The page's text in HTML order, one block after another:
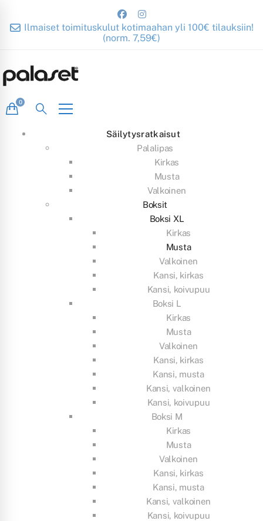
Ilmaiset toimituskulut kotimaahan yli 100€ tilauksiin!
(norm. 7,59€)
Säilytysratkaisut
Palalipas
Kirkas
Musta
Valkoinen
Boksit
Boksi XL
Kirkas
Musta
Valkoinen
Kansi, kirkas
Kansi, koivupuu
Boksi L
Kirkas
Musta
Valkoinen
Kansi, kirkas
Kansi, musta
Kansi, valkoinen
Kansi, koivupuu
Boksi M
Kirkas
Musta
Valkoinen
Kansi, kirkas
Kansi, musta
Kansi, valkoinen
Kansi, koivupuu